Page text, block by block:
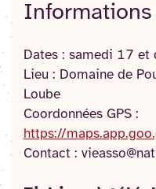
Dates : samedi 17
Lieu : Domaine de
Loube
Coordonnées GPS :
https://
Contact :